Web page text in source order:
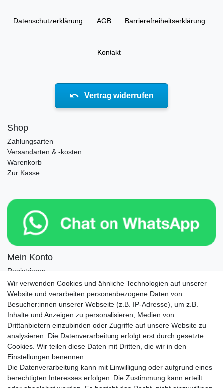
Daten­schutz­erklärung AGB Barrierefreiheitserklärung
Kontakt
Vertrag widerrufen
Shop
Zahlungsarten
Versandarten & -kosten
Warenkorb
Zur Kasse
Mein Konto
Registrieren
Login
Newsletter
E-MAIL **
Newsletter
Honig
Hiermit bestätige ich, dass ich die
Einwilligung kann ich jederzeit widerrufen.**
Wir verwenden Cookies und ähnliche Technologien auf unserer
Website und verarbeiten personenbezogene Daten von
Besucher:innen unserer Webseite (z.B. IP-Adresse), um z.B.
Inhalte und Anzeigen zu personalisieren, Medien von
Drittanbietern einzubinden oder Zugriffe auf unsere Website zu
analysieren. Die Datenverarbeitung erfolgt erst durch gesetzte
Cookies. Wir teilen diese Daten mit Dritten, die wir in den
Einstellungen benennen.
Die Datenverarbeitung kann mit Einwilligung oder aufgrund eines
berechtigten Interesses erfolgen. Die Zustimmung kann erteilt